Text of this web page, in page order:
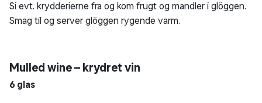
Si evt. krydderierne fra og kom frugt og mandler i glöggen.
Smag til og server glöggen rygende varm.
Mulled wine – krydret vin
6 glas